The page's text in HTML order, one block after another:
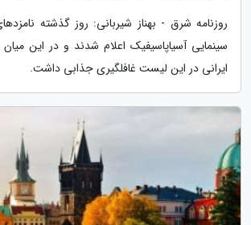
روزنامه شرق - بهناز شیربانی: روز گذشته
سینمایی آسیاپاسیفیک اعلام شدند و در این میان
ایرانی در این لیست غافلگیری جذابی داشت.